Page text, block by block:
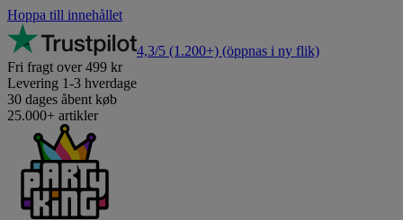
Hoppa till innehållet
4,3/5 (1.200+) (öppnas i ny flik)
Fri fragt over 499 kr
Levering 1-3 hverdage
30 dages åbent køb
25.000+ artikler